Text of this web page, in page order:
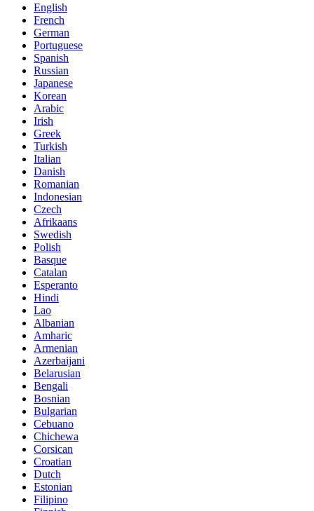
English
French
German
Portuguese
Spanish
Russian
Japanese
Korean
Arabic
Irish
Greek
Turkish
Italian
Danish
Romanian
Indonesian
Czech
Afrikaans
Swedish
Polish
Basque
Catalan
Esperanto
Hindi
Lao
Albanian
Amharic
Armenian
Azerbaijani
Belarusian
Bengali
Bosnian
Bulgarian
Cebuano
Chichewa
Corsican
Croatian
Dutch
Estonian
Filipino